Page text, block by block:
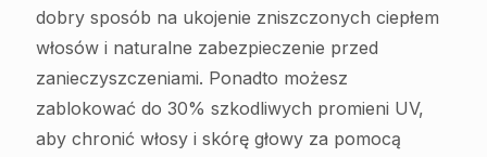
dobry sposób na ukojenie zniszczonych ciepłem
włosów i naturalne zabezpieczenie przed
zanieczyszczeniami. Ponadto możesz
zablokować do 30% szkodliwych promieni UV,
aby chronić włosy i skórę głowy za pomocą